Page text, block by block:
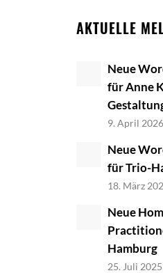
AKTUELLE
Neue
für Anne
9. April
Neue
für Trio-
18. März
Neue
Hamburg
25. Juli